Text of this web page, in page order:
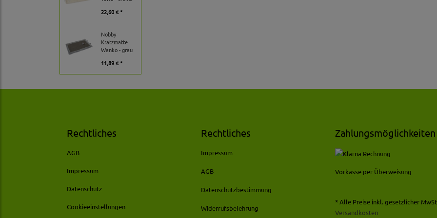
22,60 € *
Nobby
Kratzmatte
Wanko - grau
11,89 € *
Rechtliches
AGB
Impressum
Datenschutz
Cookieeinstellungen
Rechtliches
Impressum
AGB
Datenschutzbestimmung
Widerrufsbelehrung
Zahlungsmöglichkeiten
Vorkasse per Überweisung
* Alle Preise inkl. gesetzlicher
Versandkosten